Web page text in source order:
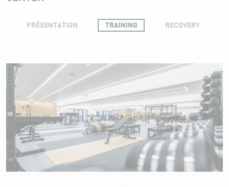
PRÉSENTATION TRAINING RECOVERY
Training